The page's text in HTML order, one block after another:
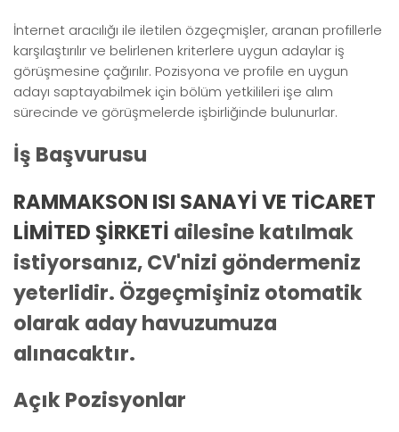
İnternet aracılığı ile iletilen özgeçmişler, aranan profillerle
karşılaştırılır ve belirlenen kriterlere uygun adaylar iş
görüşmesine çağırılır. Pozisyona ve profile en uygun
adayı saptayabilmek için bölüm yetkilileri işe alım
sürecinde ve görüşmelerde işbirliğinde bulunurlar.
İş Başvurusu
RAMMAKSON ISI SANAYİ VE TİCARET
LİMİTED ŞİRKETİ ailesine katılmak
istiyorsanız, CV'nizi göndermeniz
yeterlidir. Özgeçmişiniz otomatik
olarak aday havuzumuza
alınacaktır.
Açık Pozisyonlar